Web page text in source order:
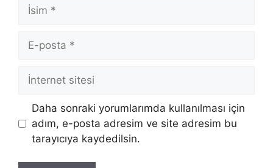
İsim
posta
İnternet
sitesi
Daha sonraki yorumlarımda kullanılması için
adım, e-posta adresim ve site adresim bu
tarayıcıya kaydedilsin.